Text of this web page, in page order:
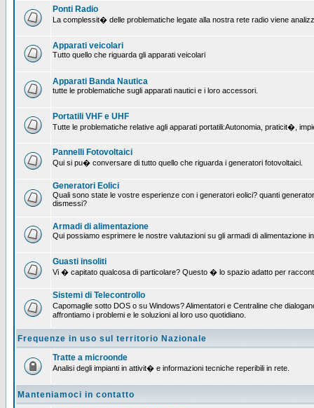
Ponti Radio
La complessit� delle problematiche legate alla nostra rete radio viene
Apparati veicolari
Tutto quello che riguarda gli apparati veicolari
Apparati Banda Nautica
tutte le problematiche sugli apparati nautici e i loro accessori.
Portatili VHF e UHF
Tutte le problematiche relative agli apparati portatili:Autonomia, praticit�,
Pannelli Fotovoltaici
Qui si pu� conversare di tutto quello che riguarda i generatori fotovoltaici.
Generatori Eolici
Quali sono state le vostre esperienze con i generatori eolici? quanti
dismessi?
Armadi di alimentazione
Qui possiamo esprimere le nostre valutazioni su gli armadi di alimentazione
Guasti insoliti
Vi � capitato qualcosa di particolare? Questo � lo spazio adatto per
Sistemi di Telecontrollo
Capomaglie sotto DOS o su Windows? Alimentatori e Centraline che
affrontiamo i problemi e le soluzioni al loro uso quotidiano.
Frequenze in uso sul territorio Nazionale
Tratte a microonde
Analisi degli impianti in attivit� e informazioni tecniche reperibili in rete.
Manteniamoci in contatto